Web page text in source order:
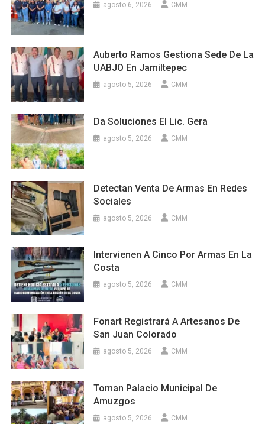
agosto 6, 2026 CMM
Auberto Ramos Gestiona Sede De La
UABJO En Jamiltepec
agosto 5, 2026 CMM
Da Soluciones El Lic. Gera
agosto 5, 2026 CMM
Detectan Venta De Armas En Redes
Sociales
agosto 5, 2026 CMM
Intervienen A Cinco Por Armas En La
Costa
agosto 5, 2026 CMM
Fonart Registrará A Artesanos De
San Juan Colorado
agosto 5, 2026 CMM
Toman Palacio Municipal De
Amuzgos
agosto 5, 2026 CMM